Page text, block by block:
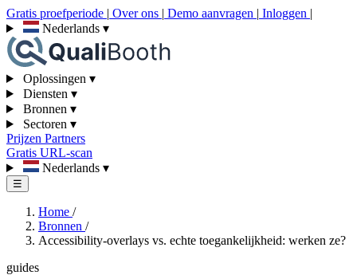
Gratis proefperiode | Over ons | Demo aanvragen | Inloggen |
Nederlands ▾
Oplossingen ▾
Diensten ▾
Bronnen ▾
Sectoren ▾
Prijzen Partners
Gratis URL-scan
Nederlands ▾
☰
Home /
Bronnen /
Accessibility-overlays vs. echte toegankelijkheid: werken ze?
guides